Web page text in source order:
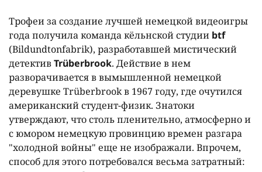
Трофеи за создание лучшей немецкой видеоигры
года получила команда кёльнской студии btf
(Bildundtonfabrik), разработавшей мистический
детективTrüberbrook. Действие в нем
разворачивается в вымышленной немецкой
деревушке Trüberbrook в 1967 году, где очутился
американский студент-физик. Знатоки
утверждают, что столь пленительно, атмосферно и
с юмором немецкую провинцию времен разгара
"холодной войны" еще не изображали. Впрочем,
способ для этого потребовался весьма затратный: